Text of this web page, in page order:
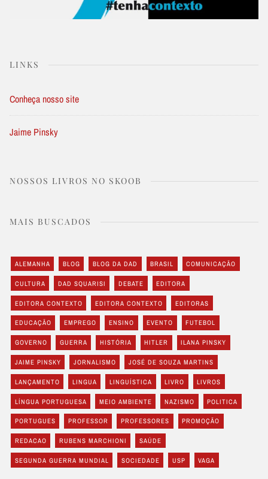
LINKS
Conheça nosso site
Jaime Pinsky
NOSSOS LIVROS NO SKOOB
MAIS BUSCADOS
ALEMANHA BLOG BLOG DA DAD BRASIL COMUNICAÇÃO
CULTURA DAD SQUARISI DEBATE EDITORA
EDITORA CONTEXTO EDITORA CONTEXTO EDITORAS
EDUCAÇÃO EMPREGO ENSINO EVENTO FUTEBOL
GOVERNO GUERRA HISTÓRIA HITLER ILANA PINSKY
JAIME PINSKY JORNALISMO JOSÉ DE SOUZA MARTINS
LANÇAMENTO LINGUA LINGUÍSTICA LIVRO LIVROS
LÍNGUA PORTUGUESA MEIO AMBIENTE NAZISMO POLITICA
PORTUGUES PROFESSOR PROFESSORES PROMOÇÃO
REDACAO RUBENS MARCHIONI SAÚDE
SEGUNDA GUERRA MUNDIAL SOCIEDADE USP VAGA